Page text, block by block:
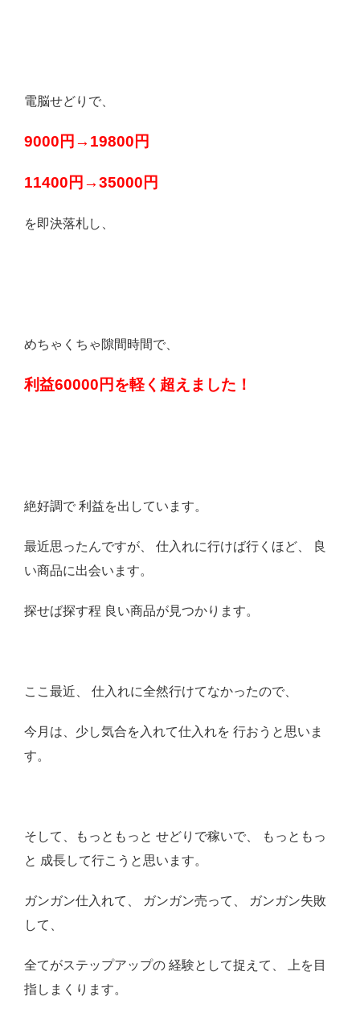
電脳せどりで、
9000円→19800円
11400円→35000円
を即決落札し、
めちゃくちゃ隙間時間で、
利益60000円を軽く超えました！
絶好調で 利益を出しています。
最近思ったんですが、 仕入れに行けば行くほど、 良
い商品に出会います。
探せば探す程 良い商品が見つかります。
ここ最近、 仕入れに全然行けてなかったので、
今月は、少し気合を入れて仕入れを 行おうと思いま
す。
そして、もっともっと せどりで稼いで、 もっともっ
と 成長して行こうと思います。
ガンガン仕入れて、 ガンガン売って、 ガンガン失敗
して、
全てがステップアップの 経験として捉えて、 上を目
指しまくります。